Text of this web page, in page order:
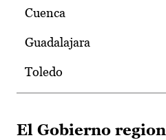
Cuenca
Guadalajara
Toledo
El Gobierno